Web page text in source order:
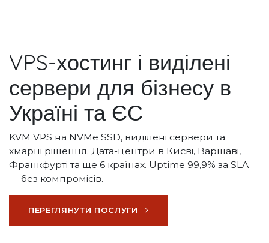
VPS-хостинг і виділені
сервери для бізнесу в
Україні та ЄС
KVM VPS на NVMe SSD, виділені сервери та
хмарні рішення. Дата-центри в Києві, Варшаві,
Франкфурті та ще 6 країнах. Uptime 99,9% за SLA
— без компромісів.
ПЕРЕГЛЯНУТИ ПОСЛУГИ